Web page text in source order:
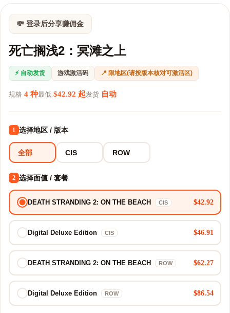
💸 登录后分享赚佣金
死亡搁浅2：冥滩之上
⚡ 自动发货 游戏激活码 📍 限地区(请按版本核对可激活区)
规格 4 种最低 $42.92 起发货 自动
1 选择地区 / 版本
全部 CIS ROW
2 选择面值 / 套餐
DEATH STRANDING 2: ON THE BEACH CIS $42.92
Digital Deluxe Edition CIS $46.91
DEATH STRANDING 2: ON THE BEACH ROW $62.27
Digital Deluxe Edition ROW $86.54